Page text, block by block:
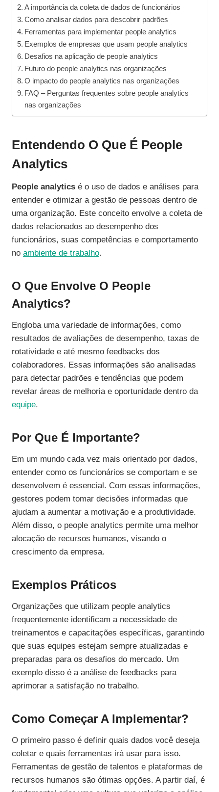
A importância da coleta de dados de funcionários
Como analisar dados para descobrir padrões
Ferramentas para implementar people analytics
Exemplos de empresas que usam people analytics
Desafios na aplicação de people analytics
Futuro do people analytics nas organizações
O impacto do people analytics nas organizações
FAQ – Perguntas frequentes sobre people analytics
nas organizações
Entendendo O Que É People
Analytics
People analytics é o uso de dados e análises para
entender e otimizar a gestão de pessoas dentro de
uma organização. Este conceito envolve a coleta de
dados relacionados ao desempenho dos
funcionários, suas competências e comportamento
no ambiente de trabalho.
O Que Envolve O People
Analytics?
Engloba uma variedade de informações, como
resultados de avaliações de desempenho, taxas de
rotatividade e até mesmo feedbacks dos
colaboradores. Essas informações são analisadas
para detectar padrões e tendências que podem
revelar áreas de melhoria e oportunidade dentro da
equipe.
Por Que É Importante?
Em um mundo cada vez mais orientado por dados,
entender como os funcionários se comportam e se
desenvolvem é essencial. Com essas informações,
gestores podem tomar decisões informadas que
ajudam a aumentar a motivação e a produtividade.
Além disso, o people analytics permite uma melhor
alocação de recursos humanos, visando o
crescimento da empresa.
Exemplos Práticos
Organizações que utilizam people analytics
frequentemente identificam a necessidade de
treinamentos e capacitações específicas, garantindo
que suas equipes estejam sempre atualizadas e
preparadas para os desafios do mercado. Um
exemplo disso é a análise de feedbacks para
aprimorar a satisfação no trabalho.
Como Começar A Implementar?
O primeiro passo é definir quais dados você deseja
coletar e quais ferramentas irá usar para isso.
Ferramentas de gestão de talentos e plataformas de
recursos humanos são ótimas opções. A partir daí, é